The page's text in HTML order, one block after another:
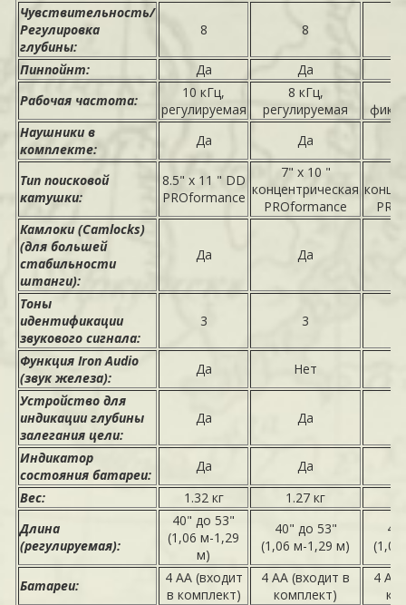
Чувствительность/
Регулировка
глубины:
8 8
Пинпойнт: Да
Да
Рабочая частота:
10 кГц,
регулируемая
8 кГц,
регулируемая
Наушники в
комплекте:
Да Да
Тип поисковой
катушки:
8.5" x 11 " DD
PROformance
7" x 10 "
концентрическая
PROformance
Камлоки (Camlocks)
(для большей
стабильности
штанги):
Да Да
Тоны
идентификации
звукового сигнала:
3 3
Функция Iron Audio
(звук железа):
Да
Нет
Устройство для
индикации глубины
залегания цели:
Да Да
Индикатор
состояния батареи:
Да
Да
Вес:
1.32 кг 1.27 кг
Длина
(регулируемая):
40" до 53"
(1,06 м-1,29
м)
40" до 53"
(1,06 м-1,29 м)
Батареи:
4 AA (входит
в комплект)
4 AA (входит в
комплект)
4 AA